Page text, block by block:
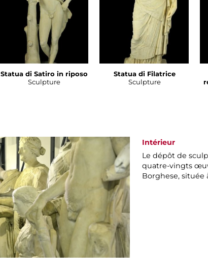
Statua di Satiro in riposo
Sculpture
Statua di Filatrice
Sculpture
Intérieur
Le dépôt de
quatre-vingts
Borghese, située